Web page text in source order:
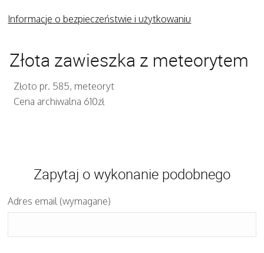
Informacje o bezpieczeństwie i użytkowaniu
Złota zawieszka z meteorytem
Złoto pr. 585, meteoryt
Cena archiwalna 610zł
Zapytaj o wykonanie podobnego
Adres email (wymagane)